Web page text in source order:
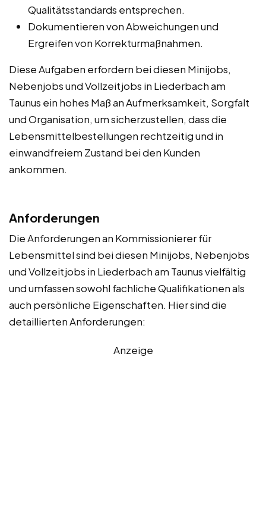
Qualitätsstandards entsprechen.
Dokumentieren von Abweichungen und
Ergreifen von Korrekturmaßnahmen.
Diese Aufgaben erfordern bei diesen Minijobs,
Nebenjobs und Vollzeitjobs in Liederbach am
Taunus ein hohes Maß an Aufmerksamkeit, Sorgfalt
und Organisation, um sicherzustellen, dass die
Lebensmittelbestellungen rechtzeitig und in
einwandfreiem Zustand bei den Kunden
ankommen.
Anforderungen
Die Anforderungen an Kommissionierer für
Lebensmittel sind bei diesen Minijobs, Nebenjobs
und Vollzeitjobs in Liederbach am Taunus vielfältig
und umfassen sowohl fachliche Qualifikationen als
auch persönliche Eigenschaften. Hier sind die
detaillierten Anforderungen:
Anzeige